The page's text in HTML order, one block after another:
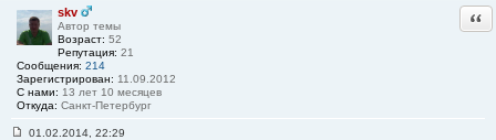
и
е
#
9
skv
Автор темы
Возраст: 52
Репутация: 21
Сообщения: 214
Зарегистрирован: 11.09.2012
С нами: 13 лет 10 месяцев
Откуда: Санкт-Петербург
01.02.2014, 22:29